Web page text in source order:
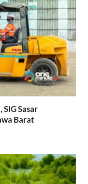
Sasar
Barat